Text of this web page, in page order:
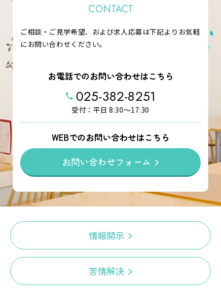
CONTACT
ご相談・ご見学希望、および求人応募は下記よりお気軽
にお問い合わせください。
お電話でのお問い合わせはこちら
phone 025-382-8251
受付：平日 8:30～17:30
WEBでのお問い合わせはこちら
お問い合わせフォーム
情報開示
苦情解決